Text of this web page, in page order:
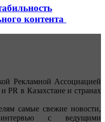
контента
Рекламной Ассоциацией
PR в Казахстане и странах
самые свежие новости,
с ведущими